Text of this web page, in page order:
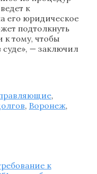
к
его юридическое
подтолкнуть
к тому, чтобы
суде», — заключил
,
, Воронеж,